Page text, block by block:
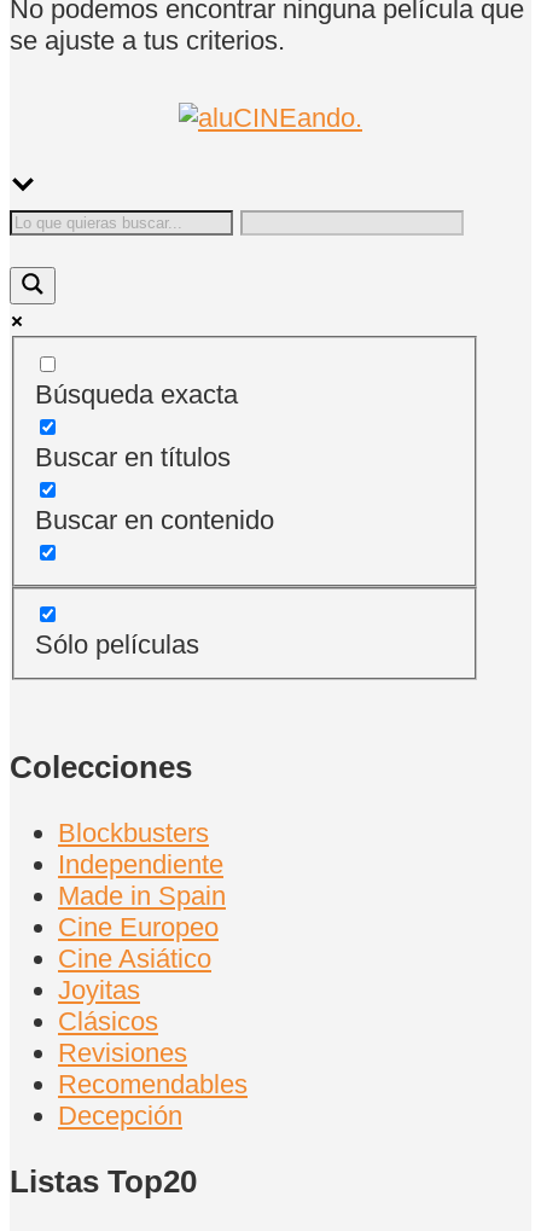
No podemos encontrar ninguna película que
se ajuste a tus criterios.
Búsqueda exacta
Buscar en títulos
Buscar en contenido
Sólo películas
Colecciones
Blockbusters
Independiente
Made in Spain
Cine Europeo
Cine Asiático
Joyitas
Clásicos
Revisiones
Recomendables
Decepción
Listas Top20